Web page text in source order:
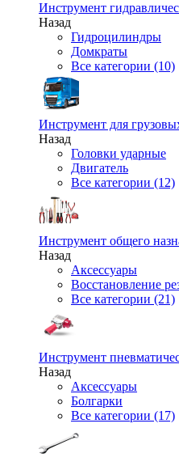
Инструмент
Назад
Гидроцилиндры
Домкраты
Все категории (10)
Инструмент для
Назад
Головки ударные
Двигатель
Все категории (12)
Инструмент общего
Назад
Аксессуары
Восстановление
Все категории (21)
Инструмент
Назад
Аксессуары
Болгарки
Все категории (17)